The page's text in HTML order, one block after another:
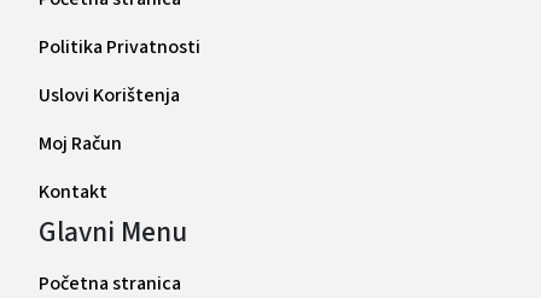
Politika Privatnosti
Uslovi Korištenja
Moj Račun
Kontakt
Glavni Menu
Početna stranica